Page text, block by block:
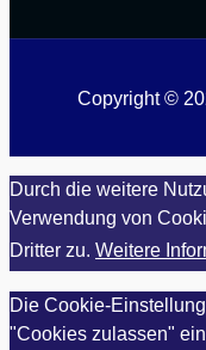
Copyright ©
Durch die weitere
Verwendung von
Dritter zu. Weitere
Die Cookie-
"Cookies zulassen"